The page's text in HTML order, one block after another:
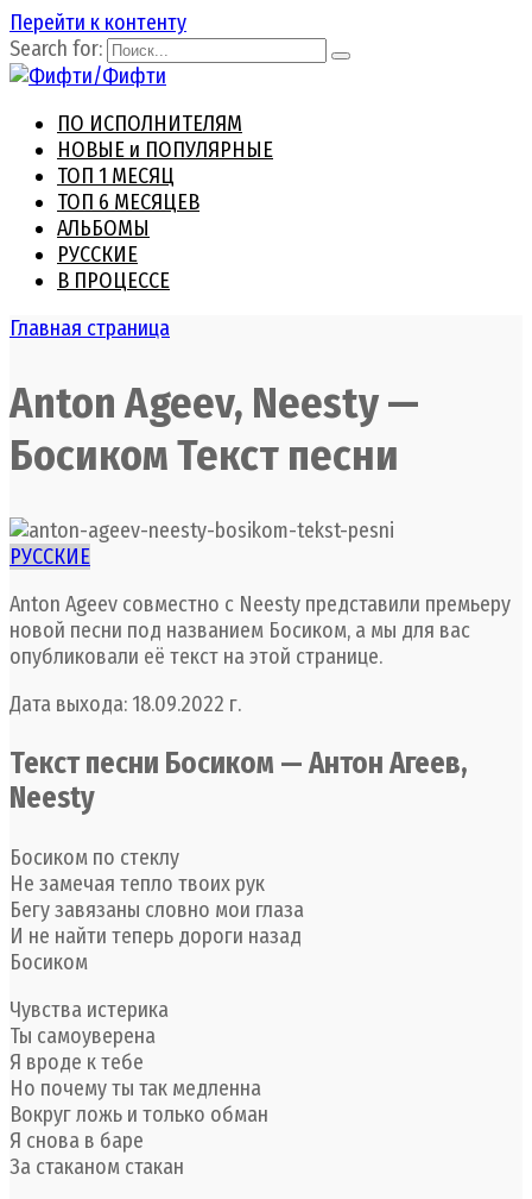
Перейти к контенту
Search for:
ПО ИСПОЛНИТЕЛЯМ
НОВЫЕ и ПОПУЛЯРНЫЕ
ТОП 1 МЕСЯЦ
ТОП 6 МЕСЯЦЕВ
АЛЬБОМЫ
РУССКИЕ
В ПРОЦЕССЕ
Главная страница
Anton Ageev, Neesty —
Босиком Текст песни
РУССКИЕ
Anton Ageev совместно с Neesty представили премьеру
новой песни под названием Босиком, а мы для вас
опубликовали её текст на этой странице.
Дата выхода: 18.09.2022 г.
Текст песни Босиком — Антон Агеев,
Neesty
Босиком по стеклу
Не замечая тепло твоих рук
Бегу завязаны словно мои глаза
И не найти теперь дороги назад
Босиком
Чувства истерика
Ты самоуверена
Я вроде к тебе
Но почему ты так медленна
Вокруг ложь и только обман
Я снова в баре
За стаканом стакан